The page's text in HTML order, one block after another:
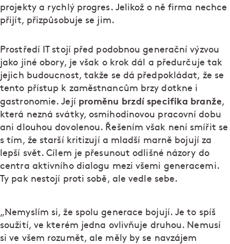
projekty a rychlý progres. Jelikož o ně firma nechce
přijít, přizpůsobuje se jim.
Prostředí IT stojí před podobnou generační výzvou
jako jiné obory, je však o krok dál a předurčuje tak
jejich budoucnost, takže se dá předpokládat, že se
tento přístup k zaměstnancům brzy dotkne i
gastronomie. Její proměnu brzdí specifika branže,
která nezná svátky, osmihodinovou pracovní dobu
ani dlouhou dovolenou. Řešením však není smířit se
s tím, že starší kritizují a mladší marně bojují za
lepší svět. Cílem je přesunout odlišné názory do
centra aktivního dialogu mezi všemi generacemi.
Ty pak nestojí proti sobě, ale vedle sebe.
„Nemyslím si, že spolu generace bojují. Je to spíš
soužití, ve kterém jedna ovlivňuje druhou. Nemusí
si ve všem rozumět, ale měly by se navzájem